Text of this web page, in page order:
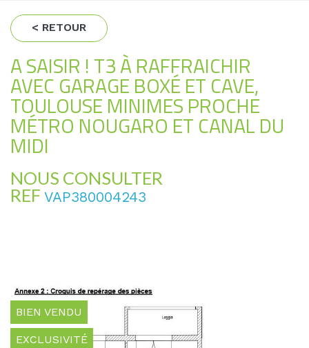
< RETOUR
A SAISIR ! T3 À RAFFRAICHIR
AVEC GARAGE BOXÉ ET CAVE,
TOULOUSE MINIMES PROCHE
MÉTRO NOUGARO ET CANAL DU
MIDI
NOUS CONSULTER
REF VAP380004243
BIEN VENDU
EXCLUSIVITÉ